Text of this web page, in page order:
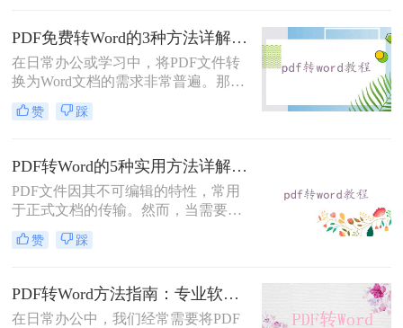
论文需调整格式，稍有不慎就会出现
排版错乱、文字丢失、表格变形等问
题。
PDF免费转Word的3种方法详解：复制粘贴、在线工具与Word内置转换效果对比！
在日常办公或学习中，将PDF文件转
换为Word文档的需求非常普遍。那么
pdf怎么免费转换成word文档呢？本文
将重点介绍三种免费且无需专业技能
赞 踩
PDF转Word的5种实用方法详解：含扫描件OCR处理与格式校对指南！
PDF文件因其不可编辑的特性，常用
于正式文档的传输。然而，当需要对
PDF内容进行修改时，将其转换为可
编辑的Word文档是必要的。那么pdf
常见且高效的方法，帮助您快速完成
转换。
赞 踩
PDF转Word方法指南：专业软件、在线工具、Word内置与改后缀名4种方案对比！
在日常办公中，我们经常需要将PDF